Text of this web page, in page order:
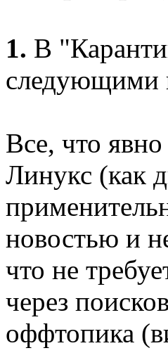
1. В
следующими
Все, что
Линукс (как
новостью и
что не
через
оффтопика